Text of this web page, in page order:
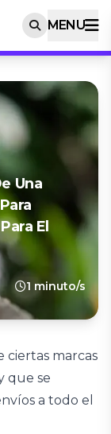
MENU
Una
El
1 minuto/s
ciertas marcas
que se
a todo el